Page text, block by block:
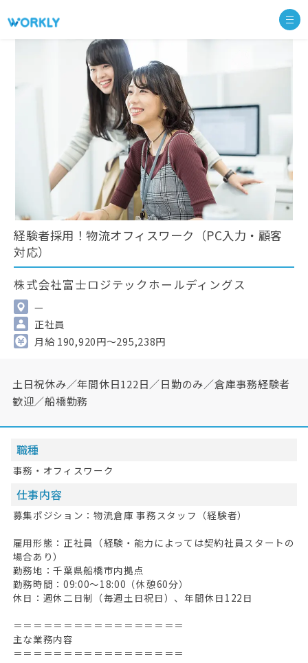
経験者採用！物流オフィスワーク（PC入力・顧客
対応）
株式会社富士ロジテックホールディングス
—
正社員
月給 190,920円～295,238円
土日祝休み／年間休日122日／日勤のみ／倉庫事務経験者
歓迎／船橋勤務
職種
事務・オフィスワーク
仕事内容
募集ポジション：物流倉庫 事務スタッフ（経験者）
雇用形態：正社員（経験・能力によっては契約社員スタートの
場合あり）
勤務地：千葉県船橋市内拠点
勤務時間：09:00〜18:00（休憩60分）
休日：週休二日制（毎週土日祝日）、年間休日122日
＝＝＝＝＝＝＝＝＝＝＝＝＝＝＝＝＝
主な業務内容
＝＝＝＝＝＝＝＝＝＝＝＝＝＝＝＝＝